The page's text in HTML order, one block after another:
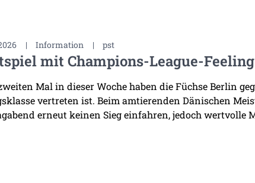
| Information | pst
mit Champions-League-Feeling
Mal in dieser Woche haben die Füchse Berlin
vertreten ist. Beim amtierenden Dänischen
erneut keinen Sieg einfahren, jedoch wertvolle